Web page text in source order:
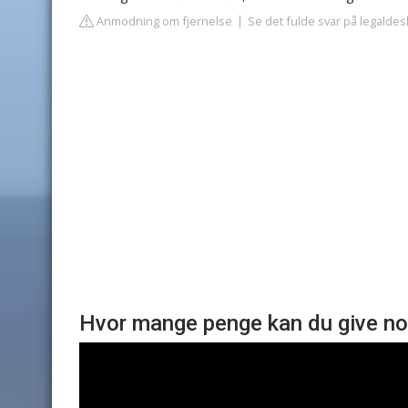
Anmodning om fjernelse Se det fulde svar på
Hvor mange penge kan du give